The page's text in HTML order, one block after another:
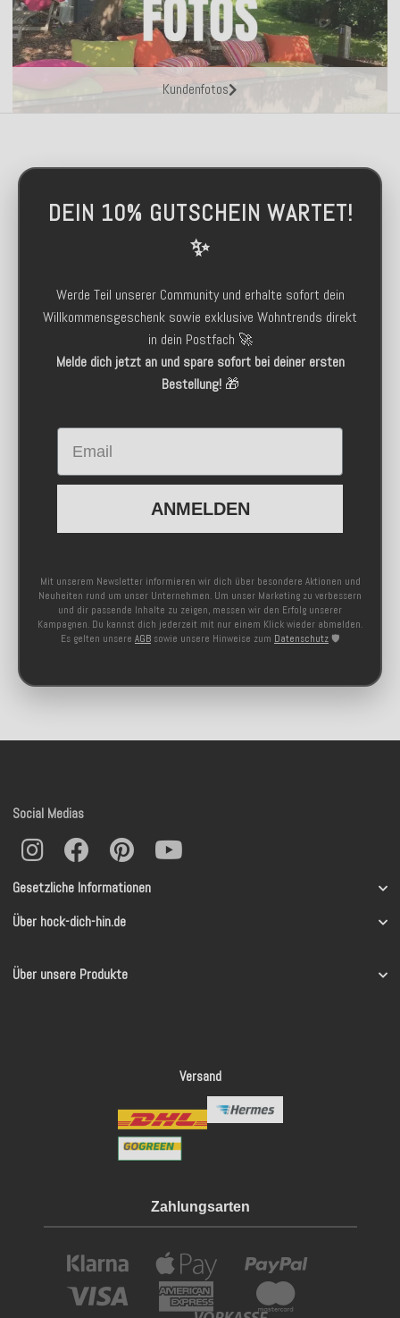
Kundenfotos
DEIN 10% GUTSCHEIN WARTET!
✨
Werde Teil unserer Community und erhalte sofort dein
Willkommensgeschenk sowie exklusive Wohntrends direkt
in dein Postfach 🚀
Melde dich jetzt an und spare sofort bei deiner ersten
Bestellung!🎁
Email
ANMELDEN
Mit unserem Newsletter informieren wir dich über besondere Aktionen und
Neuheiten rund um unser Unternehmen. Um unser Marketing zu verbessern
und dir passende Inhalte zu zeigen, messen wir den Erfolg unserer
Kampagnen. Du kannst dich jederzeit mit nur einem Klick wieder abmelden.
Es gelten unsere AGB sowie unsere Hinweise zum Datenschutz 🛡️
Gesetzliche Informationen
Über hock-dich-hin.de
Über unsere Produkte
Social Medias
Versand
Zahlungsarten